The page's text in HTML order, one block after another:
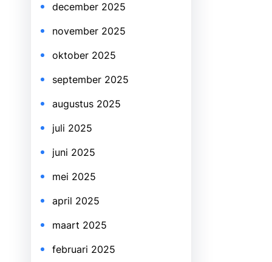
december 2025
november 2025
oktober 2025
september 2025
augustus 2025
juli 2025
juni 2025
mei 2025
april 2025
maart 2025
februari 2025